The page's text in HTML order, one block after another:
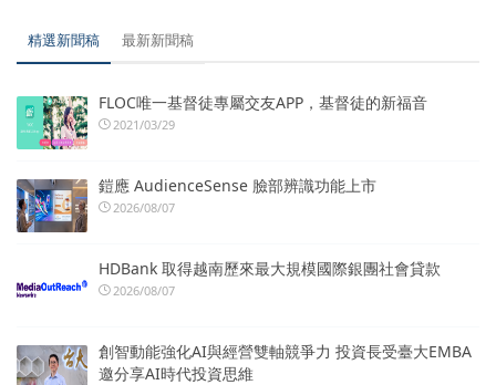
精選新聞稿 最新新聞稿
FLOC唯一基督徒專屬交友APP，基督徒的新福音
2021/03/29
鎧應 AudienceSense 臉部辨識功能上市
2026/08/07
HDBank 取得越南歷來最大規模國際銀團社會貸款
2026/08/07
創智動能強化AI與經營雙軸競爭力 投資長受臺大EMBA
邀分享AI時代投資思維